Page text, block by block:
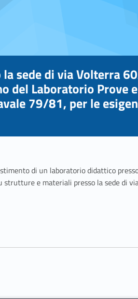
sede di via Volterra
del Laboratorio Prove
79/81, per le
di un laboratorio didattico
strutture e materiali presso la sede di